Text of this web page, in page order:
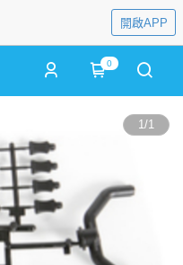
開啟APP
0
1/1